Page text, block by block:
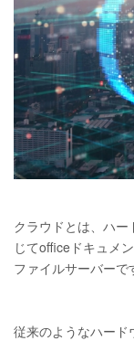
クラウドとは、ハ
じてofficeドキュメ
ファイルサーバーで
従来のようなハード